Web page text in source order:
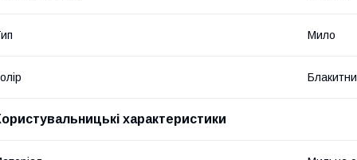
Мило
характеристики